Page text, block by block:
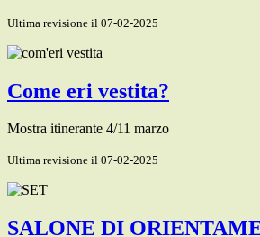
Ultima revisione il 07-02-2025
Come eri vestita?
Mostra itinerante 4/11 marzo
Ultima revisione il 07-02-2025
SALONE DI